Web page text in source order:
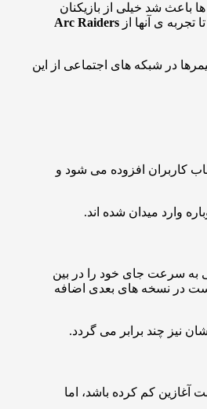
باعث شد خیلی از بازیکنان
تجربه ی آنها از Arc Raiders
در شبکه های اجتماعی از این
کاربران افزوده می شود و
وارد میدان شده اند.
به سرعت جای خود را در بین
است در نسخه های بعدی اضافه
نیز چند برابر می گردد.
آغازین کم کرده باشد، اما